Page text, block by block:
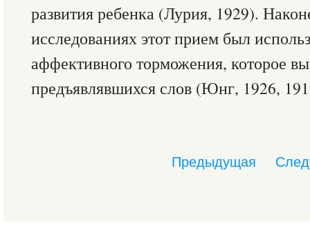
развития ребенка (Лурия, 1929).
исследованиях этот прием был
аффективного торможения, которое
предъявлявшихся слов (Юнг, 1926,
Предыдущая